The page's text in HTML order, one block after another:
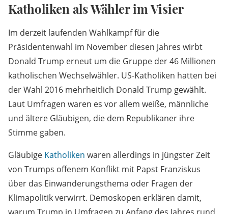
Katholiken als Wähler im Visier
Im derzeit laufenden Wahlkampf für die
Präsidentenwahl im November diesen Jahres wirbt
Donald Trump erneut um die Gruppe der 46 Millionen
katholischen Wechselwähler. US-Katholiken hatten bei
der Wahl 2016 mehrheitlich Donald Trump gewählt.
Laut Umfragen waren es vor allem weiße, männliche
und ältere Gläubigen, die dem Republikaner ihre
Stimme gaben.
Gläubige Katholiken waren allerdings in jüngster Zeit
von Trumps offenem Konflikt mit Papst Franziskus
über das Einwanderungsthema oder Fragen der
Klimapolitik verwirrt. Demoskopen erklären damit,